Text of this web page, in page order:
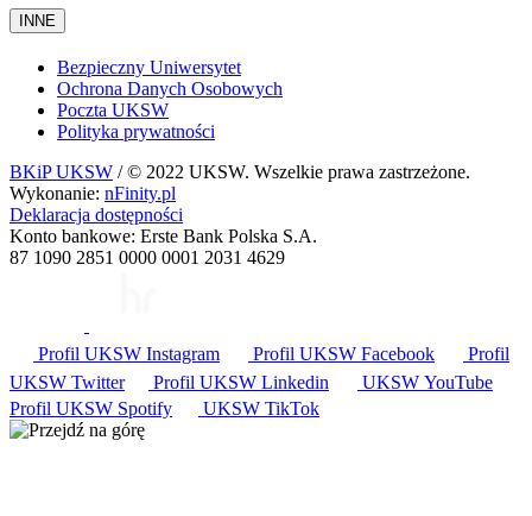
INNE
Bezpieczny Uniwersytet
Ochrona Danych Osobowych
Poczta UKSW
Polityka prywatności
BKiP UKSW / © 2022 UKSW. Wszelkie prawa zastrzeżone.
Wykonanie: nFinity.pl
Deklaracja dostępności
Konto bankowe: Erste Bank Polska S.A.
87 1090 2851 0000 0001 2031 4629
Profil UKSW Instagram Profil UKSW Facebook
Profil
UKSW Twitter Profil UKSW Linkedin UKSW YouTube
Profil UKSW Spotify UKSW TikTok